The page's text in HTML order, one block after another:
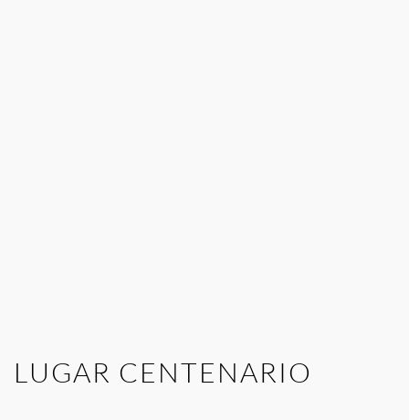
LUGAR CENTENARIO